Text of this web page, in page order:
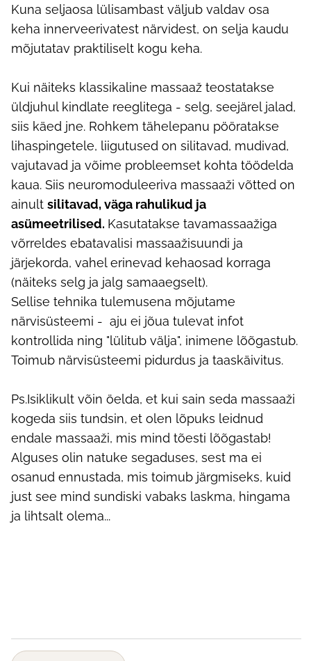
Kuna seljaosa lülisambast väljub valdav osa
keha innerveerivatest närvidest, on selja kaudu
mõjutatav praktiliselt kogu keha.
Kui näiteks klassikaline massaaž teostatakse
üldjuhul kindlate reeglitega - selg, seejärel jalad,
siis käed jne. Rohkem tähelepanu pööratakse
lihaspingetele, liigutused on silitavad, mudivad,
vajutavad ja võime probleemset kohta töödelda
kaua. Siis neuromoduleeriva massaaži võtted on
ainult silitavad, väga rahulikud ja
asümeetrilised. Kasutatakse tavamassaažiga
võrreldes ebatavalisi massaažisuundi ja
järjekorda, vahel erinevad kehaosad korraga
(näiteks selg ja jalg samaaegselt).
Sellise tehnika tulemusena mõjutame
närvisüsteemi - aju ei jõua tulevat infot
kontrollida ning "lülitub välja", inimene lõõgastub.
Toimub närvisüsteemi pidurdus ja taaskäivitus.
Ps.Isiklikult võin öelda, et kui sain seda massaaži
kogeda siis tundsin, et olen lõpuks leidnud
endale massaaži, mis mind tõesti lõõgastab!
Alguses olin natuke segaduses, sest ma ei
osanud ennustada, mis toimub järgmiseks, kuid
just see mind sundiski vabaks laskma, hingama
ja lihtsalt olema...